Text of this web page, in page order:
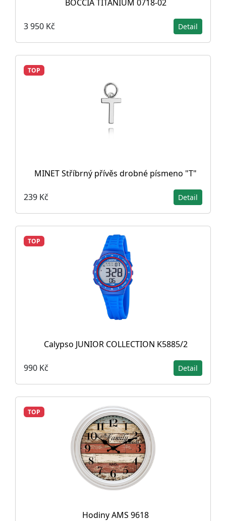
BOCCIA TITANIUM 0718-02
3 950 Kč Detail
TOP
MINET Stříbrný přívěs drobné písmeno "T"
239 Kč Detail
TOP
Calypso JUNIOR COLLECTION K5885/2
990 Kč Detail
TOP
Hodiny AMS 9618